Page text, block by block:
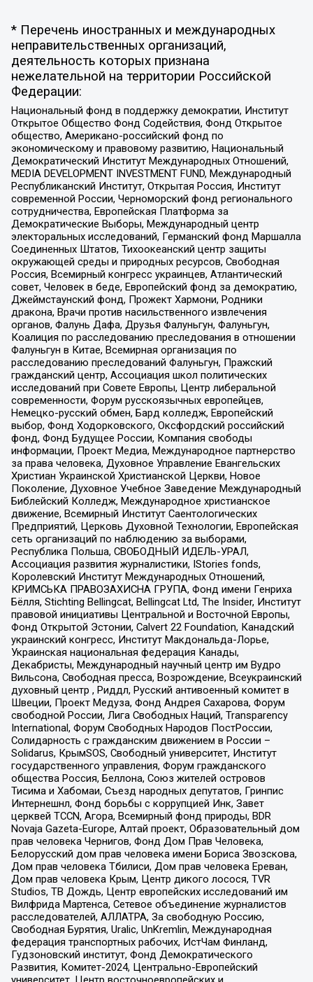
* Перечень иностранных и международных
неправительственных организаций,
деятельность которых признана
нежелательной на территории Российской
Федерации:
Национальный фонд в поддержку демократии, Институт
Открытое Общество Фонд Содействия, Фонд Открытое
общество, Американо-российский фонд по
экономическому и правовому развитию, Национальный
Демократический Институт Международных Отношений,
MEDIA DEVELOPMENT INVESTMENT FUND, Международный
Республиканский Институт, Открытая Россия, Институт
современной России, Черноморский фонд регионального
сотрудничества, Европейская Платформа за
Демократические Выборы, Международный центр
электоральных исследований, Германский фонд Маршалла
Соединенных Штатов, Тихоокеанский центр защиты
окружающей среды и природных ресурсов, Свободная
Россия, Всемирный конгресс украинцев, Атлантический
совет, Человек в беде, Европейский фонд за демократию,
Джеймстаунский фонд, Прожект Хармони, Родники
дракона, Врачи против насильственного извлечения
органов, Фалунь Дафа, Друзья Фалуньгун, Фалуньгун,
Коалиция по расследованию преследования в отношении
Фалуньгун в Китае, Всемирная организация по
расследованию преследований Фалуньгун, Пражский
гражданский центр, Ассоциация школ политических
исследований при Совете Европы, Центр либеральной
современности, Форум русскоязычных европейцев,
Немецко-русский обмен, Бард колледж, Европейский
выбор, Фонд Ходорковского, Оксфордский российский
фонд, Фонд Будущее России, Компания свободы
информации, Проект Медиа, Международное партнерство
за права человека, Духовное Управление Евангельских
Христиан Украинской Христианской Церкви, Новое
Поколение, Духовное Учебное Заведение Международный
Библейский Колледж, Международное христианское
движение, Всемирный Институт Саентологических
Предприятий, Церковь Духовной Технологии, Европейская
сеть организаций по наблюдению за выборами,
Республика Польша, СВОБОДНЫЙ ИДЕЛЬ-УРАЛ,
Ассоциация развития журналистики, IStories fonds,
Королевский Институт Международных Отношений,
КРИМСЬКА ПРАВОЗАХИСНА ГРУПА, Фонд имени Генриха
Бёлля, Stichting Bellingcat, Bellingcat Ltd, The Insider, Институт
правовой инициативы Центральной и Восточной Европы,
Фонд Открытой Эстонии, Calvert 22 Foundation, Канадский
украинский конгресс, Институт Макдональда-Лорье,
Украинская национальная федерация Канады,
Декабристы, Международный научный центр им Вудро
Вильсона, Свободная пресса, Возрождение, Всеукраинский
духовный центр , Риддл, Русский антивоенный комитет в
Швеции, Проект Медуза, Фонд Андрея Сахарова, Форум
свободной России, Лига Свободных Наций, Transparеncy
International, Форум Свободных Народов ПостРоссии,
Солидарность с гражданским движением в России –
Solidarus, КрымSOS, Свободный университет, Институт
государственного управления, Форум гражданского
общества Россия, Беллона, Союз жителей островов
Тисима и Хабомаи, Съезд народных депутатов, Гринпис
Интернешнл, Фонд борьбы с коррупцией Инк, Завет
церквей TCCN, Агора, Всемирный фонд природы, BDR
Novaja Gazeta-Europe, Алтай проект, Образовательный дом
прав человека Чернигов, Фонд Дом Прав Человека,
Белорусский дом прав человека имени Бориса Звозскова,
Дом прав человека Тбилиси, Дом прав человека Ереван,
Дом прав человека Крым, Центр дикого лосося, TVR
Studios, ТВ Дождь, Центр европейских исследований им
Вилфрида Мартенса, Сетевое объединение журналистов
расследователей, АЛЛАТРА, За свободную Россию,
Свободная Бурятия, Uralic, UnKremlin, Международная
федерация транспортных рабочих, ИстЧам Финланд,
Гудзоновский институт, Фонд Демократического
Развития, Комитет-2024, Центрально-Европейский